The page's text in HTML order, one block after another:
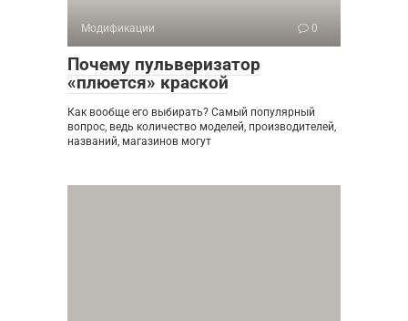
Модификации 0
Почему пульверизатор
«плюется» краской
Как вообще его выбирать? Самый популярный
вопрос, ведь количество моделей, производителей,
названий, магазинов могут